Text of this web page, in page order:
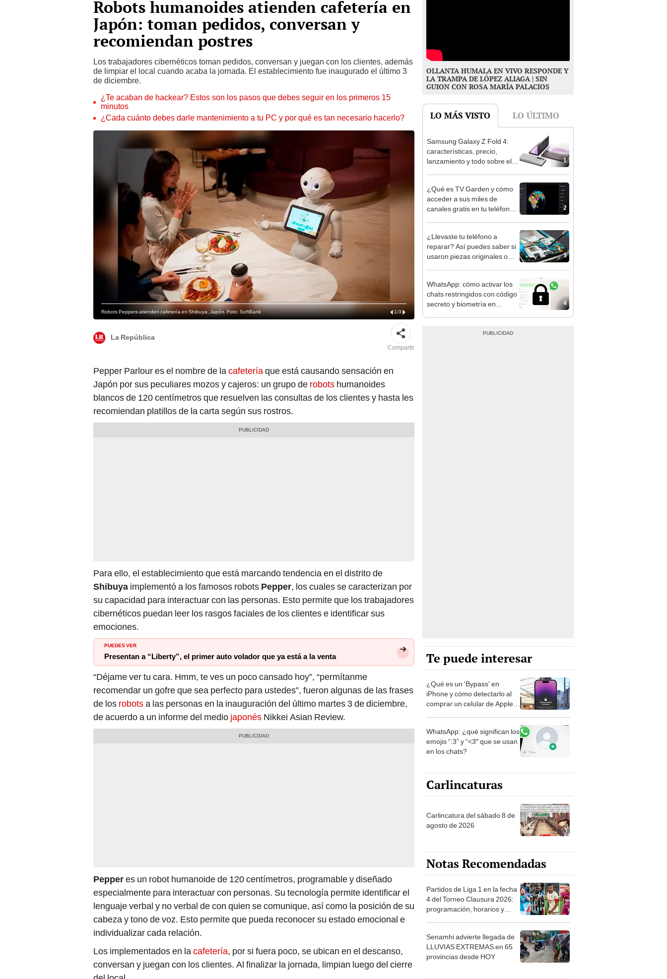
Japón: toman pedidos, conversan y
recomiendan postres
Los trabajadores cibernéticos toman pedidos, conversan y juegan con los clientes, además
de limpiar el local cuando acaba la jornada. El establecimiento fue inaugurado el último 3
de diciembre.
¿Te acaban de hackear? Estos son los pasos que debes seguir en los primeros 15
minutos
¿Cada cuánto debes darle mantenimiento a tu PC y por qué es tan necesario hacerlo?
Robots Peppers atienden cafetería en Shibuya, Japón. Foto: SoftBank 1/3
La República
Compartir
Pepper Parlour es el nombre de la cafetería que está causando sensación en
Japón por sus peculiares mozos y cajeros: un grupo de robots humanoides
blancos de 120 centímetros que resuelven las consultas de los clientes y hasta les
recomiendan platillos de la carta según sus rostros.
Para ello, el establecimiento que está marcando tendencia en el distrito de
Shibuya implementó a los famosos robots Pepper , los cuales se caracterizan por
su capacidad para interactuar con las personas. Esto permite que los trabajadores
cibernéticos puedan leer los rasgos faciales de los clientes e identificar sus
emociones.
PUEDES VER
Presentan a “Liberty”, el primer auto volador que ya está a la venta
“Déjame ver tu cara. Hmm, te ves un poco cansado hoy”, “permítanme
recomendar un gofre que sea perfecto para ustedes”, fueron algunas de las frases
de los robots a las personas en la inauguración del último martes 3 de diciembre,
de acuerdo a un informe del medio japonés Nikkei Asian Review.
Pepper es un robot humanoide de 120 centímetros, programable y diseñado
especialmente para interactuar con personas. Su tecnología permite identificar el
lenguaje verbal y no verbal de con quien se comunique, así como la posición de su
cabeza y tono de voz. Esto permite que pueda reconocer su estado emocional e
individualizar cada relación.
Los implementados en la cafetería , por si fuera poco, se ubican en el descanso,
conversan y juegan con los clientes. Al finalizar la jornada, limpian luego del cierre
del local.
OLLANTA HUMALA EN VIVO RESPONDE Y
LA TRAMPA DE LÓPEZ ALIAGA | SIN
GUION CON ROSA MARÍA PALACIOS
LO MÁS VISTO LO ÚLTIMO
1
características, precio,
lanzamiento y todo sobre el
teléfono plegable
2
acceder a sus miles de
canales gratis en tu teléfono,
Smart TV o PC?
3
reparar? Así puedes saber si
usaron piezas originales o
genéricas
4
chats restringidos con código
secreto y biometría en
Android, iPhone y Web
Te puede interesar
iPhone y cómo detectarlo al
comprar un celular de Apple
usado?
emojis “:3” y “<3″ que se usan
en los chats?
Carlincaturas
agosto de 2026
Notas Recomendadas
4 del Torneo Clausura 2026:
programación, horarios y
dónde ver
LLUVIAS EXTREMAS en 65
provincias desde HOY